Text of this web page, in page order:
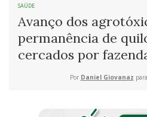
SAÚDE
Avanço dos
permanência de
cercados por
Por Daniel Giovanaz para